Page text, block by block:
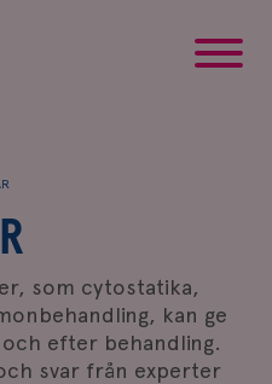
som cytostatika,
kan ge
efter behandling.
svar från experter